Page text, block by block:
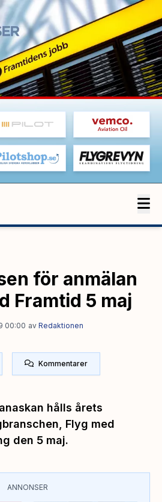
för anmälan
Framtid 5 maj
00:00 av Redaktionen
Kommentarer
hålls årets
Flyg med
den 5 maj.
ANNONSER